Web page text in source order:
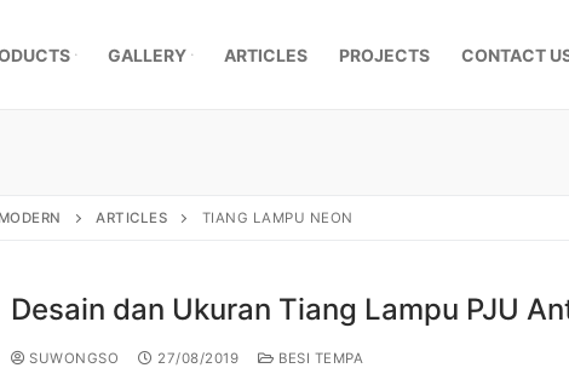
GALLERY ARTICLES PROJECTS CONTACT
ARTICLES TIANG LAMPU NEON
Desain dan Ukuran Tiang Lampu PJU
SUWONGSO 27/08/2019 BESI TEMPA